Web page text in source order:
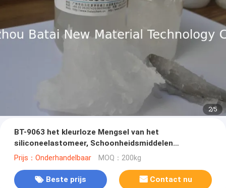
2/5
BT-9063 het kleurloze Mengsel van het
siliconeelastomeer, Schoonheidsmiddelen
Grondstoffen wordt gebruikt voor het Product van
Prijs：Onderhandelbaar MOQ：200kg
Beste prijs Contact nu